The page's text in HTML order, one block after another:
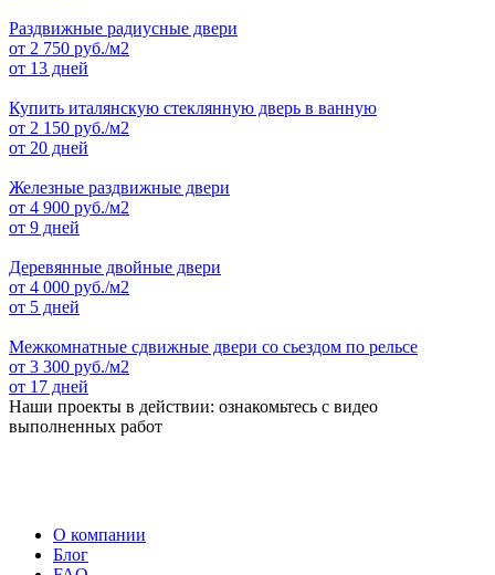
Раздвижные радиусные двери
от 2 750 руб./м2
от 13 дней
Купить италянскую стеклянную дверь в ванную
от 2 150 руб./м2
от 20 дней
Железные раздвижные двери
от 4 900 руб./м2
от 9 дней
Деревянные двойные двери
от 4 000 руб./м2
от 5 дней
Межкомнатные сдвижные двери со сьездом по рельсе
от 3 300 руб./м2
от 17 дней
Наши проекты в действии: ознакомьтесь с видео
выполненных работ
О компании
Блог